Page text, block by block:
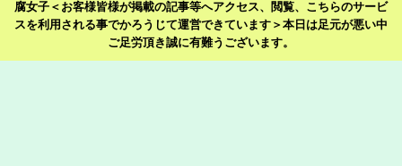
腐女子＜お客様皆様が掲載の記事等へアクセス、閲覧、こちらのサービ
スを利用される事でかろうじて運営できています＞本日は足元が悪い中
ご足労頂き誠に有難うございます。